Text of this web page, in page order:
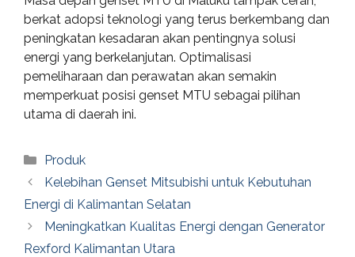
berkat adopsi teknologi yang terus berkembang dan
peningkatan kesadaran akan pentingnya solusi
energi yang berkelanjutan. Optimalisasi
pemeliharaan dan perawatan akan semakin
memperkuat posisi genset MTU sebagai pilihan
utama di daerah ini.
Categories
Produk
Kelebihan Genset Mitsubishi untuk Kebutuhan
Energi di Kalimantan Selatan
Meningkatkan Kualitas Energi dengan Generator
Rexford Kalimantan Utara